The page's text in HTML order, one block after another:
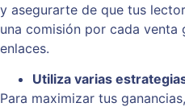
y asegurarte de que tus
una comisión por cada venta
enlaces.
Utiliza varias
Para maximizar tus